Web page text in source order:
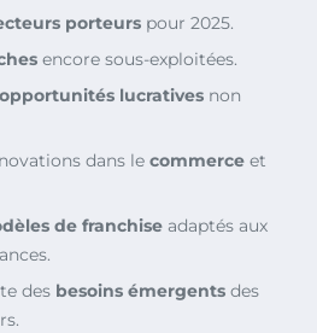
porteurs pour 2025.
encore sous-exploitées.
opportunités lucratives non
dans le commerce et
de franchise adaptés aux
des besoins émergents des